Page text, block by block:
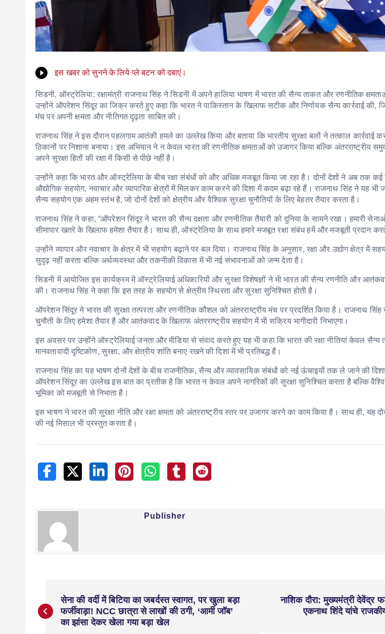
इस खबर को सुनने के लिये प्ले बटन को दबाएं।
सिडनी, ऑस्ट्रेलिया: रक्षामंत्री राजनाथ सिंह ने सिडनी में अपने हालिया भाषण में भारत की सैन्य ताकत और रणनीतिक क्षमताओं
उन्होंने ऑपरेशन सिंदूर का जिक्र करते हुए कहा कि भारत ने पाकिस्तान के खिलाफ सटीक और निर्णायक सैन्य कार्रवाई
मंच पर अपनी क्षमता और नीतिगत दृढ़ता साबित की।
राजनाथ सिंह ने इस दौरान पहलगाम आतंकी हमले का उल्लेख किया और बताया कि भारतीय सुरक्षा बलों ने तत्काल कार्रवाई
ठिकानों पर निशाना बनाया। इस अभियान ने न केवल भारत की रणनीतिक क्षमताओं को उजागर किया बल्कि अंतरराष्ट्रीय
अपने सुरक्षा हितों की रक्षा में किसी से पीछे नहीं है।
उन्होंने कहा कि भारत और ऑस्ट्रेलिया के बीच रक्षा संबंधों को और अधिक मजबूत किया जा रहा है। दोनों देशों ने अब तक कई
औद्योगिक सहयोग, नवाचार और व्यापारिक क्षेत्रों में मिलकर काम करने की दिशा में कदम बढ़ा रहे हैं। राजनाथ सिंह ने यह भी
सैन्य सहयोग एक अहम स्तंभ है, जो दोनों देशों को क्षेत्रीय और वैश्विक सुरक्षा चुनौतियों के लिए बेहतर तैयार करता है।
राजनाथ सिंह ने कहा, “ऑपरेशन सिंदूर ने भारत की सैन्य दक्षता और रणनीतिक तैयारी को दुनिया के सामने रखा। हमारी
सीमापार खतरे के खिलाफ हमेशा तैयार है। साथ ही, ऑस्ट्रेलिया के साथ हमारे मजबूत रक्षा संबंध हमें और मजबूती प्रदान
उन्होंने व्यापार और नवाचार के क्षेत्र में भी सहयोग बढ़ाने पर बल दिया। राजनाथ सिंह के अनुसार, रक्षा और उद्योग क्षेत्र में
सुदृढ़ नहीं करता बल्कि अर्थव्यवस्था और तकनीकी विकास में भी नई संभावनाओं को जन्म देता है।
सिडनी में आयोजित इस कार्यक्रम में ऑस्ट्रेलियाई अधिकारियों और सुरक्षा विशेषज्ञों ने भी भारत की सैन्य रणनीति और
की। राजनाथ सिंह ने कहा कि इस तरह के सहयोग से क्षेत्रीय स्थिरता और सुरक्षा सुनिश्चित होती है।
ऑपरेशन सिंदूर ने भारत की सुरक्षा तत्परता और रणनीतिक कौशल को अंतरराष्ट्रीय मंच पर प्रदर्शित किया है। राजनाथ सिंह
चुनौती के लिए हमेशा तैयार है और आतंकवाद के खिलाफ अंतरराष्ट्रीय सहयोग में भी सक्रिय भागीदारी निभाएगा।
इस अवसर पर उन्होंने ऑस्ट्रेलियाई जनता और मीडिया से संवाद करते हुए यह भी कहा कि भारत की रक्षा नीतियां केवल
मानवतावादी दृष्टिकोण, सुरक्षा, और क्षेत्रीय शांति बनाए रखने की दिशा में भी प्रतिबद्ध हैं।
राजनाथ सिंह का यह भाषण दोनों देशों के बीच राजनीतिक, सैन्य और व्यावसायिक संबंधों को नई ऊंचाइयों तक ले जाने की दिशा
ऑपरेशन सिंदूर का उल्लेख इस बात का प्रतीक है कि भारत न केवल अपने नागरिकों की सुरक्षा सुनिश्चित करता है बल्कि
भूमिका को मजबूती से निभाता है।
इस भाषण ने भारत की सुरक्षा नीति और रक्षा क्षमता को अंतरराष्ट्रीय स्तर पर उजागर करने का काम किया है। साथ ही, यह
की नई मिसाल भी प्रस्तुत करता है।
Publisher
सेना की वर्दी में बिटिया का जबर्दस्त स्वागत, पर खुला बड़ा
फर्जीवाड़ा! NCC छात्रा से लाखों की ठगी, ‘आर्मी जॉब’
का झांसा देकर खेला गया बड़ा खेल
नाशिक दौरा: मुख्यमंत्री देवेंद्र
एकनाथ शिंदे यांचे